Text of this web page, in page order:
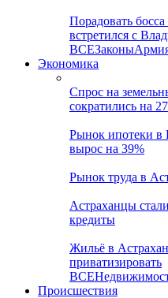
Порадовать
встретился с
ВСЕЗаконы
Экономика
Спрос на
сократились на
Рынок ипотеки в
вырос на 39%
Рынок труда в
Астраханцы
кредиты
Жильё в
приватизировать
ВСЕ
Происшествия